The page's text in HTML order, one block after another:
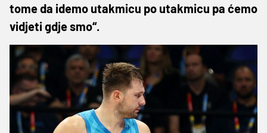
tome da idemo utakmicu po utakmicu pa ćemo
vidjeti gdje smo“.